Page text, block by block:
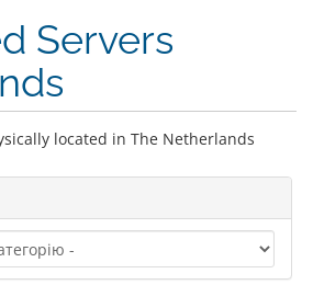
Servers
located in The Netherlands